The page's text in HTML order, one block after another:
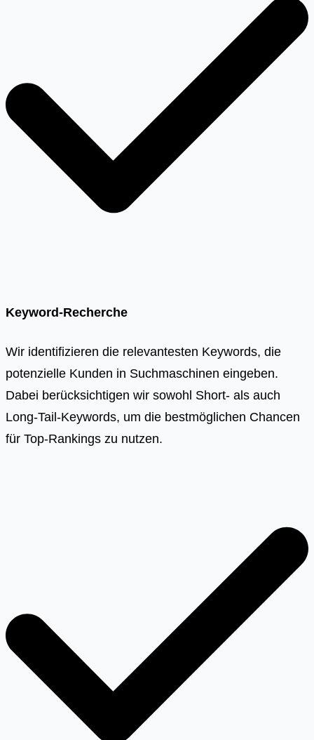
Keyword-Recherche
Wir identifizieren die relevantesten Keywords, die
potenzielle Kunden in Suchmaschinen eingeben.
Dabei berücksichtigen wir sowohl Short- als auch
Long-Tail-Keywords, um die bestmöglichen Chancen
für Top-Rankings zu nutzen.